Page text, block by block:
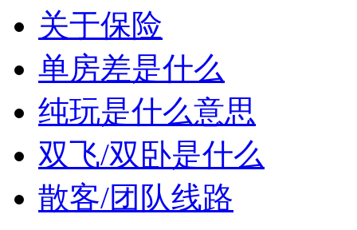
关于保险
单房差是什么
纯玩是什么意思
双飞/双卧是什么
散客/团队线路